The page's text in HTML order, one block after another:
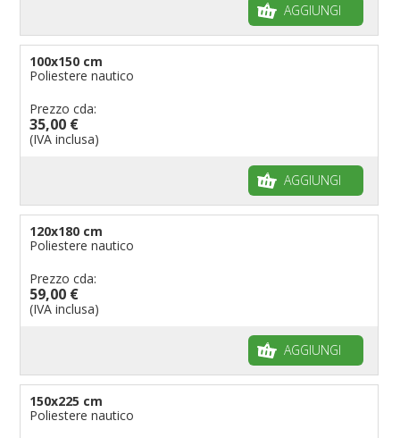
AGGIUNGI
100x150 cm
Poliestere nautico
Prezzo cda:
35,00 €
(IVA inclusa)
AGGIUNGI
120x180 cm
Poliestere nautico
Prezzo cda:
59,00 €
(IVA inclusa)
AGGIUNGI
150x225 cm
Poliestere nautico